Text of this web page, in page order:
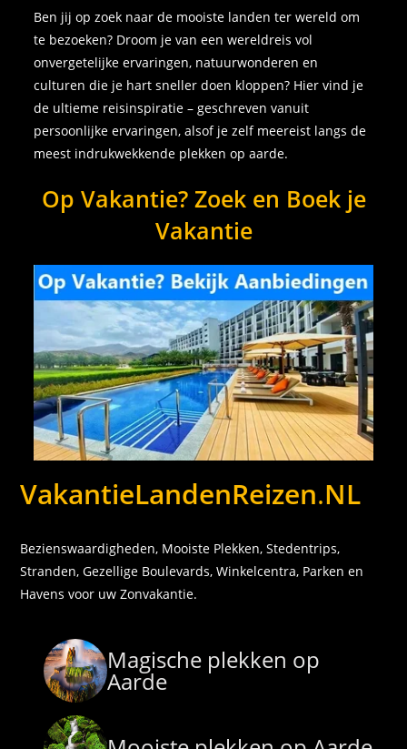
Ben jij op zoek naar de mooiste landen ter wereld om
te bezoeken? Droom je van een wereldreis vol
onvergetelijke ervaringen, natuurwonderen en
culturen die je hart sneller doen kloppen? Hier vind je
de ultieme reisinspiratie – geschreven vanuit
persoonlijke ervaringen, alsof je zelf meereist langs de
meest indrukwekkende plekken op aarde.
Op Vakantie? Zoek en Boek je
Vakantie
VakantieLandenReizen.NL
Bezienswaardigheden, Mooiste Plekken, Stedentrips,
Stranden, Gezellige Boulevards, Winkelcentra, Parken en
Havens voor uw Zonvakantie.
Magische plekken op
Aarde